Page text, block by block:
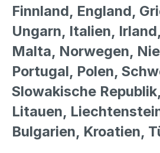
Finnland, England,
Ungarn, Italien,
Malta, Norwegen,
Portugal, Polen,
Slowakische
Litauen,
Bulgarien, Kroatien,